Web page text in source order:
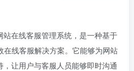
在线客服管理系统，是一种基于
在线客服解决方案。它能够为网站
让用户与客服人员能够即时沟通